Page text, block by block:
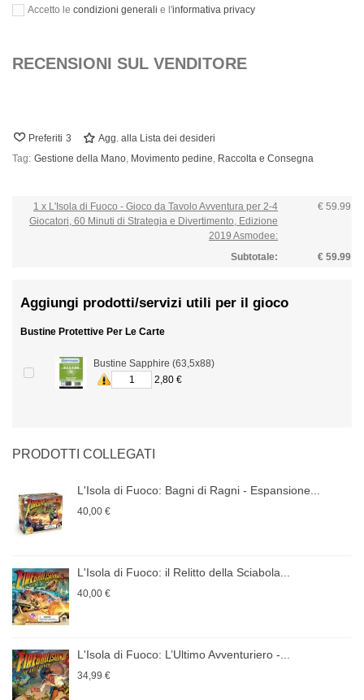
Accetto le condizioni generali e l'informativa privacy
RECENSIONI SUL VENDITORE
Preferiti 3
Agg. alla Lista dei desideri
Tag: Gestione della Mano, Movimento pedine, Raccolta e Consegna
1 x L'Isola di Fuoco - Gioco da Tavolo Avventura per 2-4
Giocatori, 60 Minuti di Strategia e Divertimento, Edizione
2019 Asmodee:
€ 59.99
Subtotale: € 59.99
Aggiungi prodotti/servizi utili per il gioco
Bustine Protettive Per Le Carte
Bustine Sapphire (63,5x88)
2,80 €
PRODOTTI COLLEGATI
L'Isola di Fuoco: Bagni di Ragni - Espansione...
40,00 €
L'Isola di Fuoco: il Relitto della Sciabola...
40,00 €
L'Isola di Fuoco: L’Ultimo Avventuriero -...
34,99 €